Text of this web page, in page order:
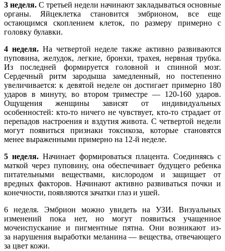
3 неделя. С третьей недели начинают закладываться основные
органы. Яйцеклетка становится эмбрионом, все еще
остающимся скоплением клеток, по размеру примерно с
головку булавки.
4 неделя.На четвертой неделе также активно развиваются
пуповина, желудок, легкие, бронхи, трахея, нервная трубка.
Из последней формируется головной и спинной мозг.
Сердечный ритм зародыша замедленный, но постепенно
увеличивается: к девятой неделе он достигает примерно 180
ударов в минуту, во втором триместре — 120-160 ударов.
Ощущения женщины зависят от индивидуальных
особенностей: кто-то ничего не чувствует, кто-то страдает от
перепадов настроения и вздутия живота. С четвертой недели
могут появиться признаки токсикоза, которые становятся
менее выраженными примерно на 12-й неделе.
5 неделя. Начинает формироваться плацента. Соединяясь с
маткой через пуповину, она обеспечивает будущего ребенка
питательными веществами, кислородом и защищает от
вредных факторов. Начинают активно развиваться почки и
конечности, появляются зачатки глаз и ушей.
6 неделя. Эмбрион можно увидеть на УЗИ. Визуальных
изменений пока нет, но могут появиться учащенное
мочеиспускание и пигментные пятна. Они возникают из-
за нарушения выработки меланина — вещества, отвечающего
за цвет кожи.